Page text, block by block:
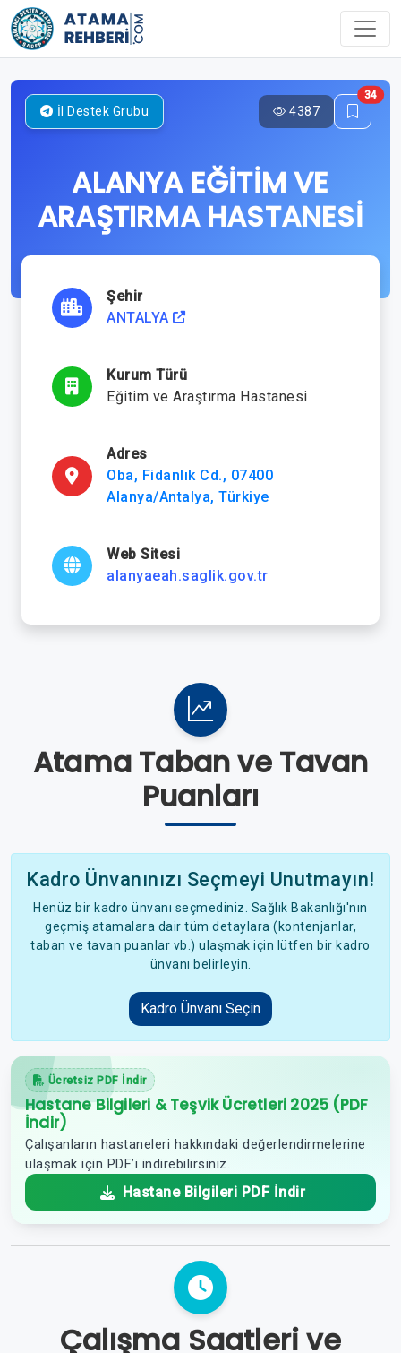
ALANYA EĞİTİM VE
ARAŞTIRMA HASTANESİ
İl Destek Grubu 4387
34
Şehir
ANTALYA
Kurum Türü
Eğitim ve Araştırma Hastanesi
Adres
Oba, Fidanlık Cd., 07400
Alanya/Antalya, Türkiye
Web Sitesi
alanyaeah.saglik.gov.tr
Atama Taban ve Tavan
Puanları
Kadro Ünvanınızı Seçmeyi Unutmayın!
Henüz bir kadro ünvanı seçmediniz. Sağlık Bakanlığı'nın
geçmiş atamalara dair tüm detaylara (kontenjanlar,
taban ve tavan puanlar vb.) ulaşmak için lütfen bir kadro
ünvanı belirleyin.
Kadro Ünvanı Seçin
Ücretsiz PDF İndir
Hastane Bilgileri & Teşvik Ücretleri 2025 (PDF
İndir)
Çalışanların hastaneleri hakkındaki değerlendirmelerine
ulaşmak için PDF’i indirebilirsiniz.
Hastane Bilgileri PDF İndir
Çalışma Saatleri ve